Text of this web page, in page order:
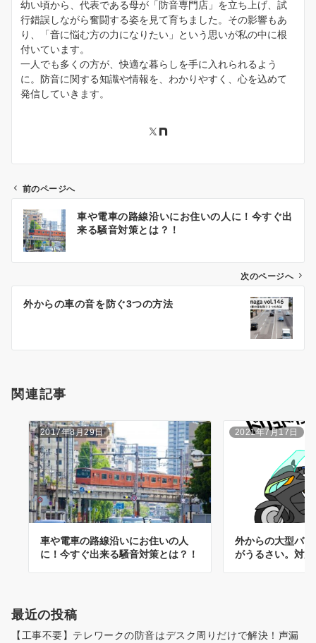
幼い頃から、代表である母が「防音専門店」を立ち上げ、試
行錯誤しながら奮闘する姿を見て育ちました。その影響もあ
り、「音に悩む方の力になりたい」という思いが私の中に根
付いています。
一人でも多くの方が、快適な暮らしを手に入れられるよう
に。防音に関する知識や情報を、わかりやすく、心を込めて
発信していきます。
ー
前のページへ
車や電車の路線沿いにお住いの人に！今すぐ出
来る騒音対策とは？！
次のページへ
外からの車の音を防ぐ3つの方法
関連記事
2017年8月29日
車や電車の路線沿いにお住いの人
に！今すぐ出来る騒音対策とは？！
2021年7月17日
外からの大型バ
がうるさい。対
最近の投稿
【工事不要】テレワークの防音はデスク周りだけで解決！声漏